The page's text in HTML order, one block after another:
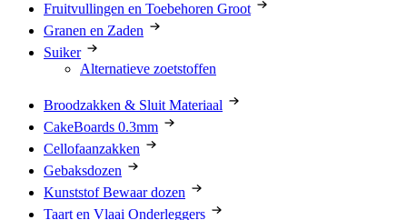
Fruitvullingen en Toebehoren Groot
Granen en Zaden
Suiker
Alternatieve zoetstoffen
Broodzakken & Sluit Materiaal
CakeBoards 0.3mm
Cellofaanzakken
Gebaksdozen
Kunststof Bewaar dozen
Taart en Vlaai Onderleggers